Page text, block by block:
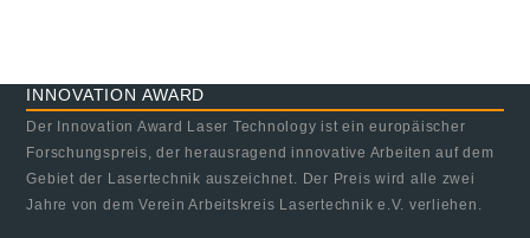
INNOVATION AWARD
Der Innovation Award Laser Technology ist ein europäischer
Forschungspreis, der herausragend innovative Arbeiten auf dem
Gebiet der Lasertechnik auszeichnet. Der Preis wird alle zwei
Jahre von dem Verein Arbeitskreis Lasertechnik e.V. verliehen.